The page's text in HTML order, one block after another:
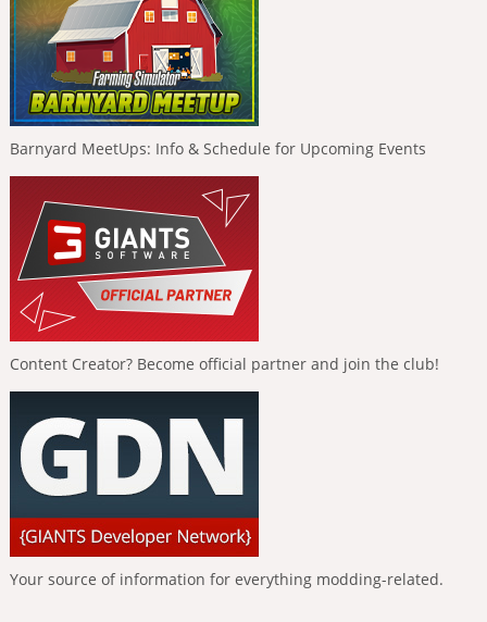
Barnyard MeetUps: Info & Schedule for Upcoming Events
Content Creator? Become official partner and join the club!
Your source of information for everything modding-related.